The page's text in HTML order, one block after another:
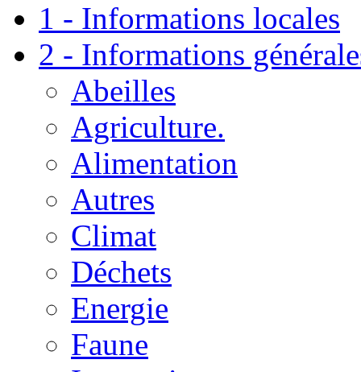
1 - Informations locales
2 - Informations
Abeilles
Agriculture.
Alimentation
Autres
Climat
Déchets
Energie
Faune